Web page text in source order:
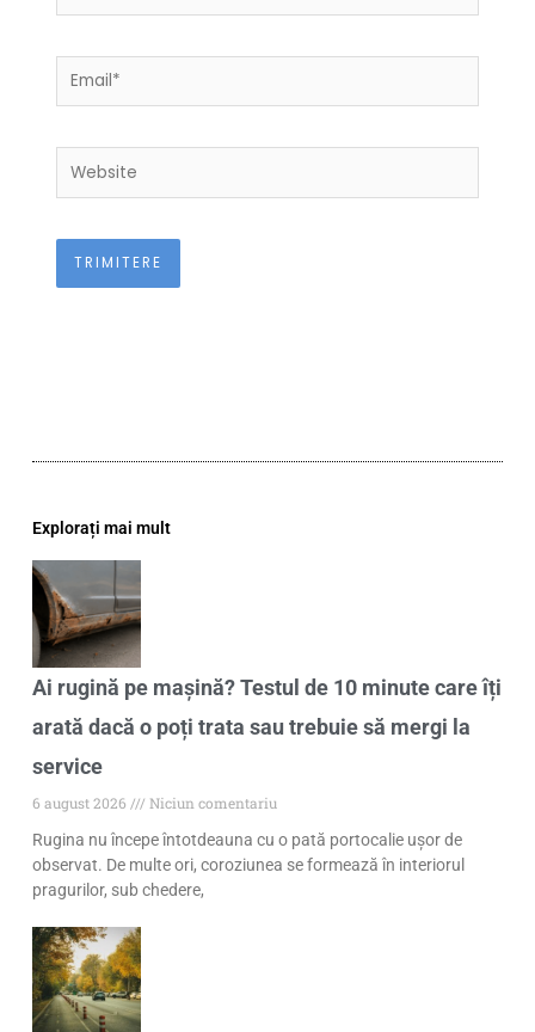
Email*
Website
Explorați mai mult
Ai rugină pe mașină? Testul de 10 minute care îți
arată dacă o poți trata sau trebuie să mergi la
service
6 august 2026
Niciun comentariu
Rugina nu începe întotdeauna cu o pată portocalie ușor de
observat. De multe ori, coroziunea se formează în interiorul
pragurilor, sub chedere,